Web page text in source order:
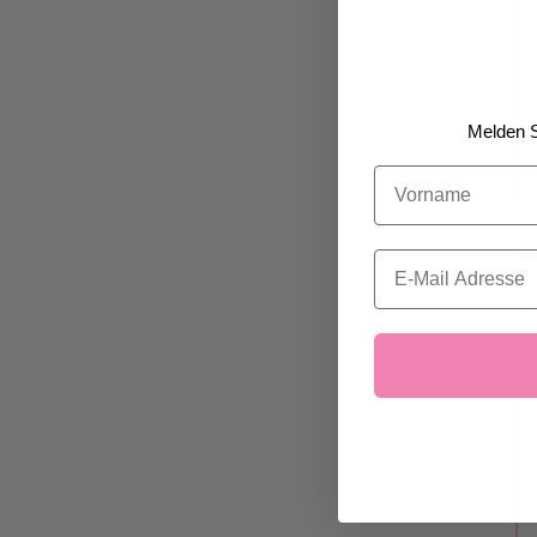
Melden
Vorname
Email